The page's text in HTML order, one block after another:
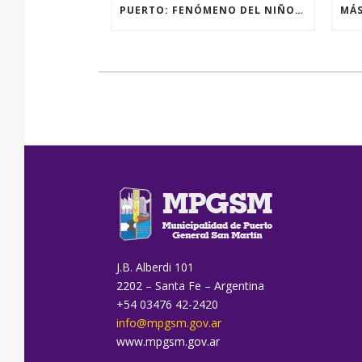
PUERTO: FENÓMENO DEL NIÑO, ACCIONES PREVENTIVAS Y OBRAS.
J.B. Alberdi 101
2202 – Santa Fe – Argentina
+54 03476 42-2420
info@mpgsm.gov.ar
www.mpgsm.gov.ar